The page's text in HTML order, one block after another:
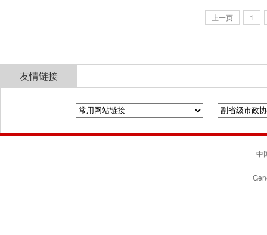
上一页 1
友情链接
中